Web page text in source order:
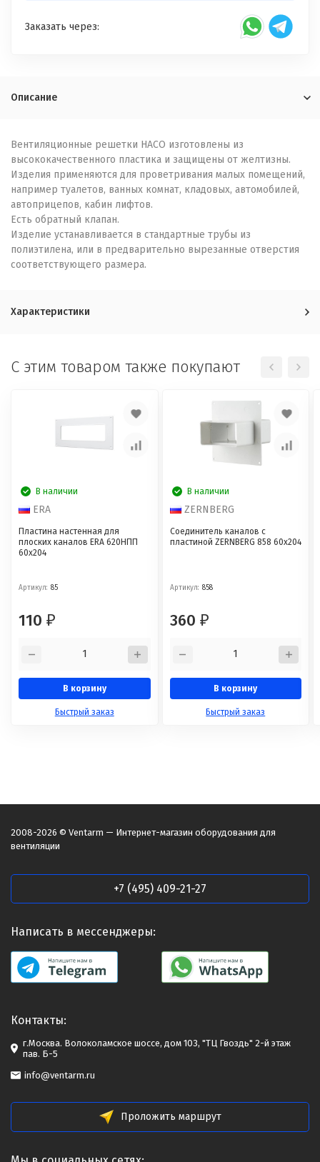
Заказать через:
Описание
Вентиляционные решетки HACO изготовлены из
высококачественного пластика и защищены от желтизны.
Изделия применяются для проветривания малых помещений,
например туалетов, ванных комнат, кладовых, автомобилей,
автоприцепов, кабин лифтов.
Есть обратный клапан.
Изделие устанавливается в стандартные трубы из
полиэтилена, или в предварительно вырезанные отверстия
соответствующего размера.
Характеристики
C этим товаром также покупают
В наличии
ERA
Пластина настенная для
плоских каналов ERA 620НПП
60x204
Артикул: 85
110 ₽
В корзину
Быстрый заказ
В наличии
ZERNBERG
Соединитель каналов с
пластиной ZERNBERG 858 60x204
Артикул: 858
360 ₽
В корзину
Быстрый заказ
2008-2026 © Ventarm — Интернет-магазин оборудования для
вентиляции
+7 (495) 409-21-27
Написать в мессенджеры:
Контакты:
г.Москва. Волоколамское шоссе, дом 103, "ТЦ Гвоздь" 2-й этаж
пав. Б-5
info@ventarm.ru
Проложить маршрут